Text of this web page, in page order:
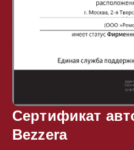
Сертификат
Bezzera